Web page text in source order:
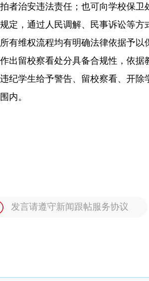
者治安违法责任；也可向学校保
定，通过人民调解、民事诉讼等
有维权流程均有明确法律依据予以
出留校察看处分具备合规性，依
纪学生给予警告、留校察看、开
内。
发言请遵守新闻跟帖服务协议